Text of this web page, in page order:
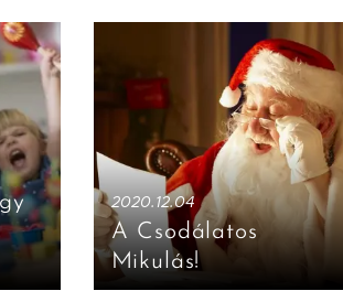
2020.12.04
A Csodálatos
Mikulás!